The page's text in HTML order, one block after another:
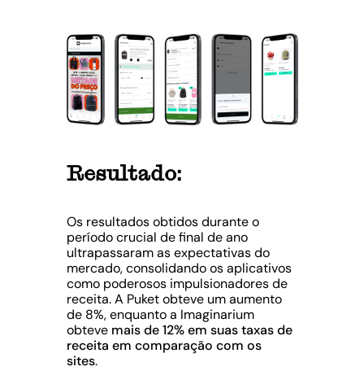
Resultado:
Os resultados obtidos durante o
período crucial de final de ano
ultrapassaram as expectativas do
mercado, consolidando os aplicativos
como poderosos impulsionadores de
receita. A Puket obteve um aumento
de 8%, enquanto a Imaginarium
obteve mais de 12% em suas taxas de
receita em comparação com os
sites.